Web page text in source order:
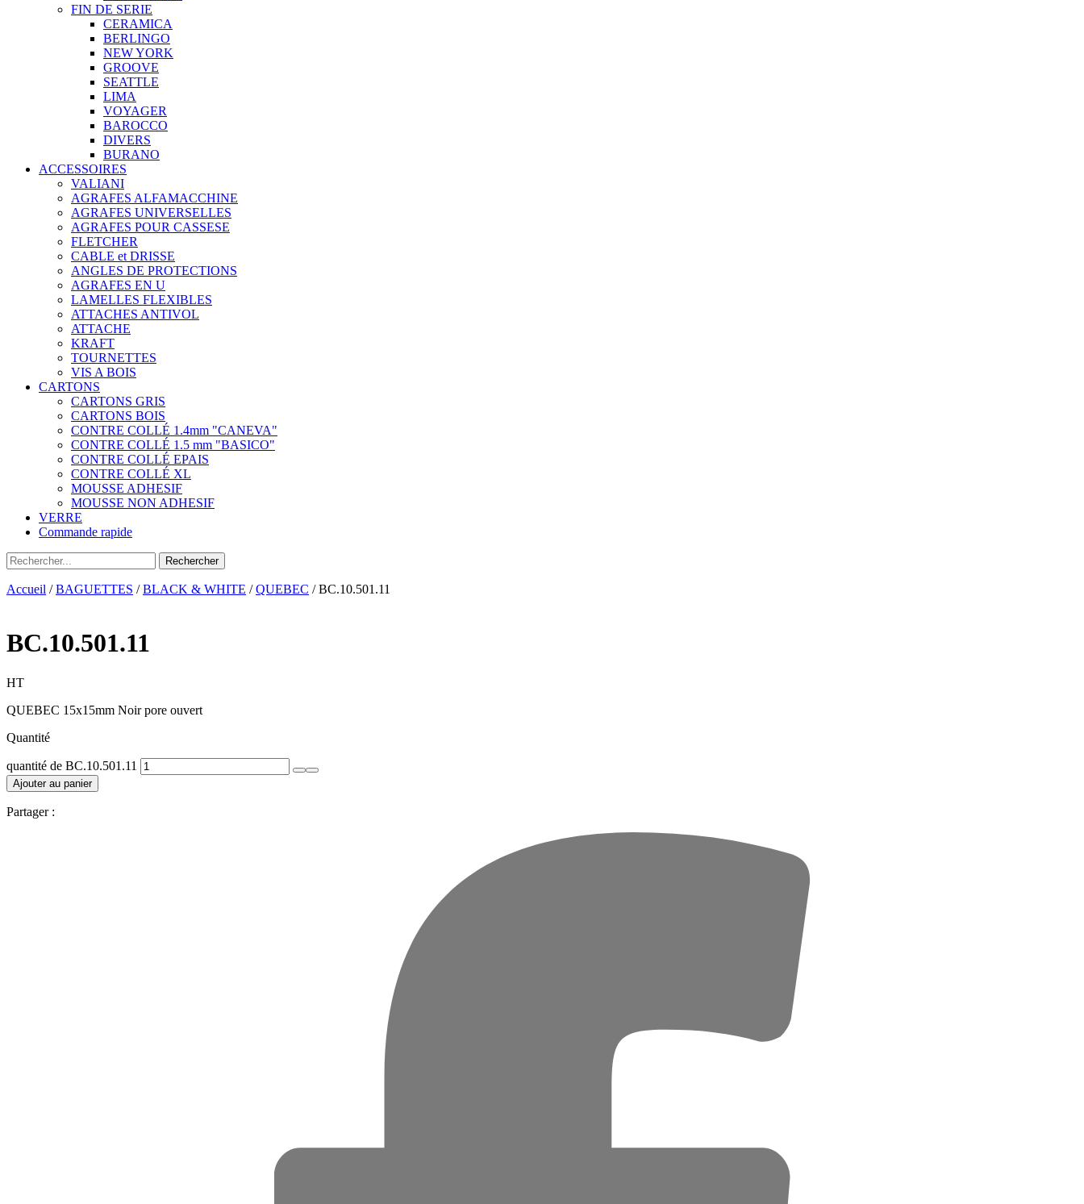
FIN DE SERIE
CERAMICA
BERLINGO
NEW YORK
GROOVE
SEATTLE
LIMA
VOYAGER
BAROCCO
DIVERS
BURANO
ACCESSOIRES
VALIANI
AGRAFES ALFAMACCHINE
AGRAFES UNIVERSELLES
AGRAFES POUR CASSESE
FLETCHER
CABLE et DRISSE
ANGLES DE PROTECTIONS
AGRAFES EN U
LAMELLES FLEXIBLES
ATTACHES ANTIVOL
ATTACHE
KRAFT
TOURNETTES
VIS A BOIS
CARTONS
CARTONS GRIS
CARTONS BOIS
CONTRE COLLÉ 1.4mm "CANEVA"
CONTRE COLLÉ 1.5 mm "BASICO"
CONTRE COLLÉ EPAIS
CONTRE COLLÉ XL
MOUSSE ADHESIF
MOUSSE NON ADHESIF
VERRE
Commande rapide
Accueil /BAGUETTES /BLACK & WHITE /QUEBEC / BC.10.501.11
BC.10.501.11
HT
QUEBEC 15x15mm Noir pore ouvert
Quantité
quantité de BC.10.501.11
Ajouter au panier
Partager :